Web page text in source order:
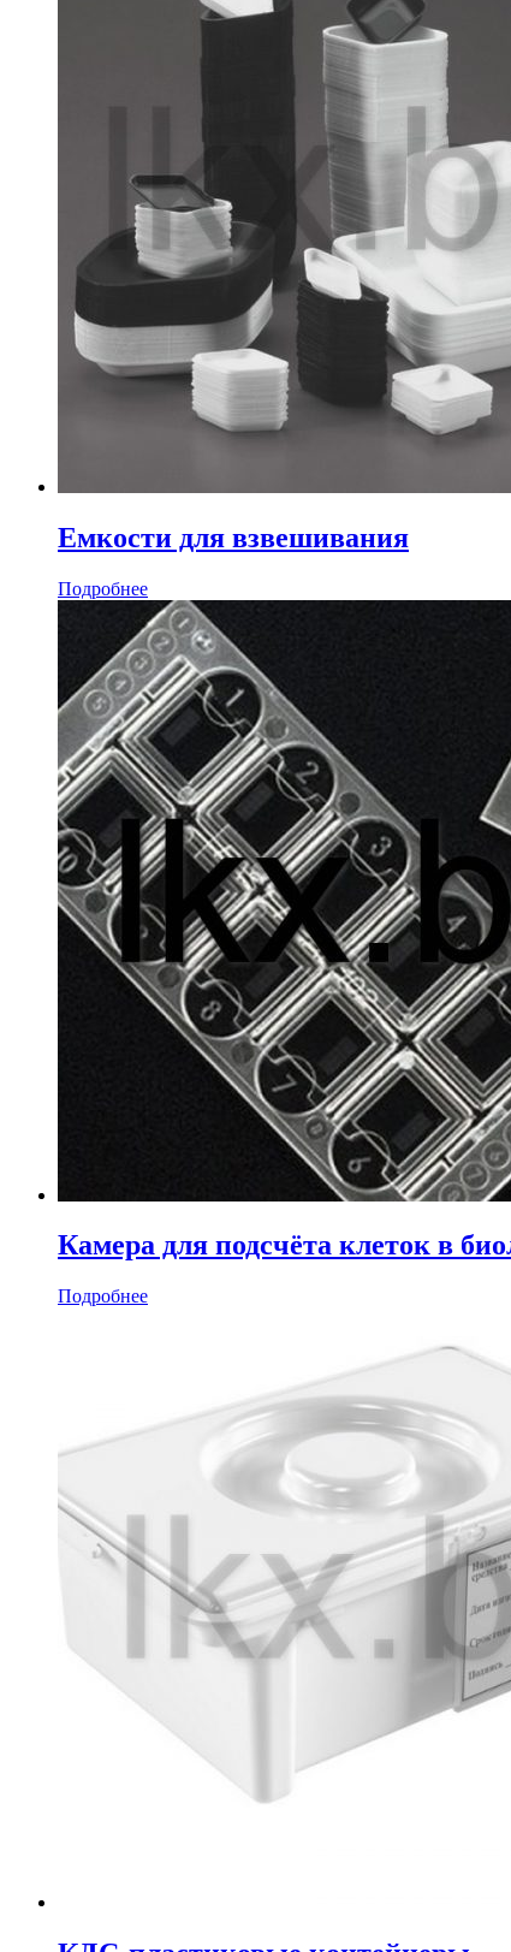
Емкости для взвешивания
Подробнее
Камера для подсчёта клеток в
Подробнее